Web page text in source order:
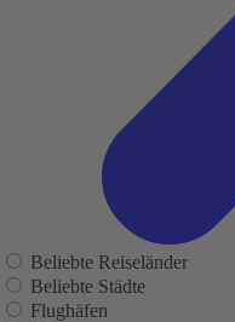
Beliebte Reiseländer
Beliebte Städte
Flughäfen